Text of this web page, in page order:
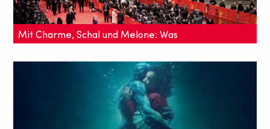
Mit Charme, Schal und Melone: Was
Die Berlinale hat viele "Spezialitäten" zu bieten.
Eisige Kälte ist eine davon.